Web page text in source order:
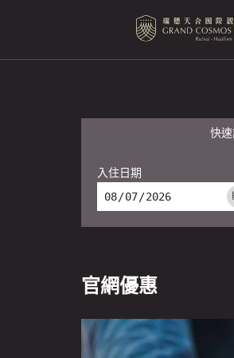
快
入住日期
官網優惠